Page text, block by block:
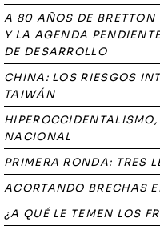
A 80 AÑOS DE BRETTON
Y LA AGENDA
DE DESARROLLO
CHINA: LOS RIESGOS
TAIWÁN
NACIONAL
PRIMERA RONDA: TRES
ACORTANDO BRECHAS
¿A QUÉ LE TEMEN LOS